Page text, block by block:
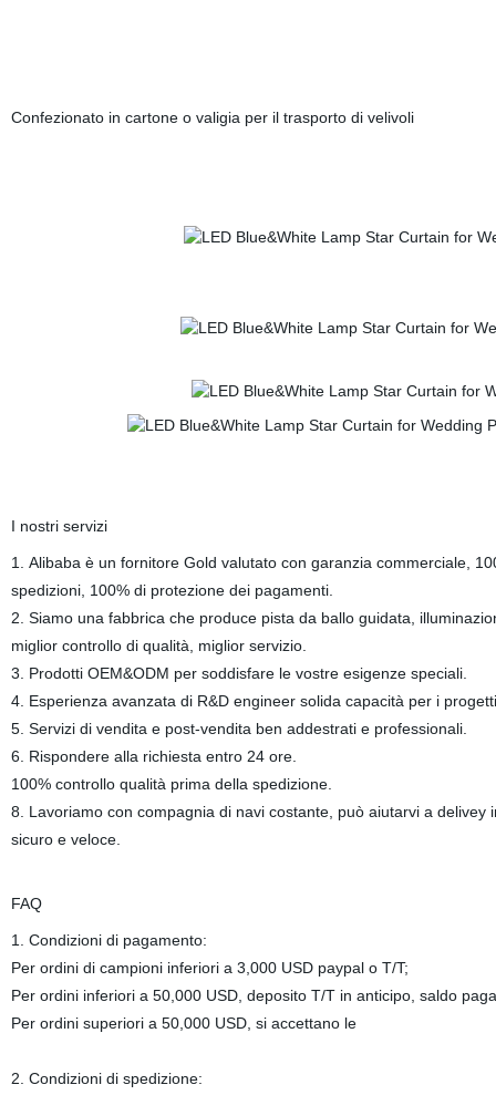
Confezionato in cartone o valigia per il trasporto di velivoli
I nostri servizi
1. Alibaba è un fornitore Gold valutato con garanzia commerciale,
spedizioni, 100% di protezione dei pagamenti.
2. Siamo una fabbrica che produce pista da ballo guidata,
miglior controllo di qualità, miglior servizio.
3. Prodotti OEM&ODM per soddisfare le vostre esigenze speciali.
4. Esperienza avanzata di R&D engineer solida capacità per i
5. Servizi di vendita e post-vendita ben addestrati e professionali.
6. Rispondere alla richiesta entro 24 ore.
100% controllo qualità prima della spedizione.
8. Lavoriamo con compagnia di navi costante, può aiutarvi a
sicuro e veloce.
FAQ
1. Condizioni di pagamento:
Per ordini di campioni inferiori a 3,000 USD paypal o T/T;
Per ordini inferiori a 50,000 USD, deposito T/T in anticipo, saldo
Per ordini superiori a 50,000 USD, si accettano le
2. Condizioni di spedizione: